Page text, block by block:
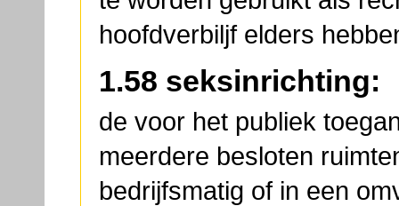
hoofdverbiljf elders
1.58 seksinrichting:
de voor het publiek
meerdere besloten
bedrijfsmatig of in een